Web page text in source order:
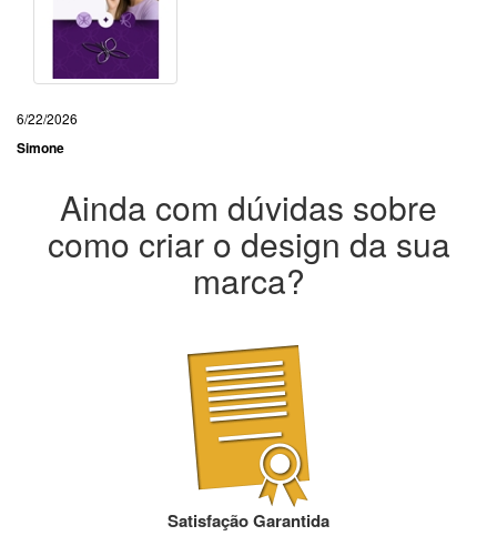
6/22/2026
Simone
Ainda com dúvidas sobre
como criar o design da sua
marca?
Satisfação Garantida